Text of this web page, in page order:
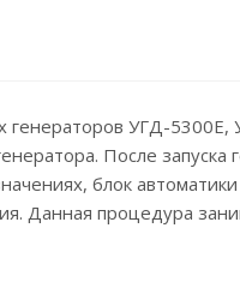
генераторов УГД-
После
блок
Данная процедура